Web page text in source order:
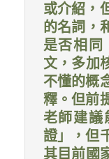
或介紹，
的名詞，
是否相同
文，多加
不懂的概
釋。但前
老師建議
證」，但
其目前國